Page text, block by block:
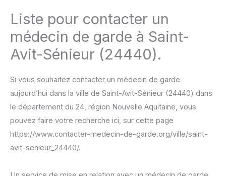
Liste pour contacter un
médecin de garde à Saint-
Avit-Sénieur (24440).
Si vous souhaitez contacter un médecin de garde
aujourd’hui dans la ville de Saint-Avit-Sénieur (24440) dans
le département du 24, région Nouvelle Aquitaine, vous
pouvez faire votre recherche ici, sur cette page
https://www.contacter-medecin-de-garde.org/ville/saint-
avit-senieur_24440/.